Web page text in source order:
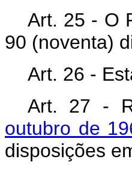
Art. 25 - O
90 (noventa)
Art. 26 -
Art. 27 -
outubro de
disposições